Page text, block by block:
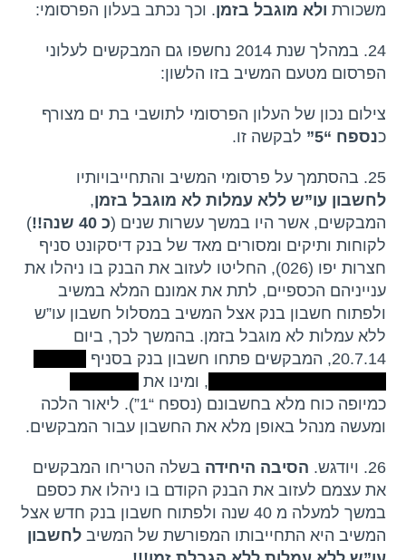
משכורת ולא מוגבל בזמן. וכך נכתב בעלון הפרסומי:
24. במהלך שנת 2014 נחשפו גם המבקשים לעלוני
הפרסום מטעם המשיב בזו הלשון:
צילום נכון של העלון הפרסומי לתושבי בת ים מצורף
כנספח “5” לבקשה זו.
25. בהסתמך על פרסומי המשיב והתחייבויותיו
לחשבון עו”ש ללא עמלות לא מוגבל בזמן,
המבקשים, אשר היו במשך עשרות שנים (כ 40 שנה!!
)
לקוחות ותיקים ומסורים מאד של בנק דיסקונט סניף
חצרות יפו (026), החליטו לעזוב את הבנק בו ניהלו את
ענייניהם הכספיים, לתת את אמונם המלא במשיב
ולפתוח חשבון בנק אצל המשיב במסלול חשבון עו”ש
ללא עמלות לא מוגבל בזמן. בהמשך לכך, ביום
20.7.14, המבקשים פתחו חשבון בנק בסניף
, ומינו את
כמיופה כוח מלא בחשבונם (נספח “1”). ליאור הלכה
ומעשה מנהל באופן מלא את החשבון עבור המבקשים.
26. ויודגש. הסיבה היחידה בשלה הטריחו המבקשים
את עצמם לעזוב את הבנק הקודם בו ניהלו את כספם
במשך למעלה מ 40 שנה ולפתוח חשבון בנק חדש אצל
המשיב היא התחייבותו המפורשת של המשיבלחשבון